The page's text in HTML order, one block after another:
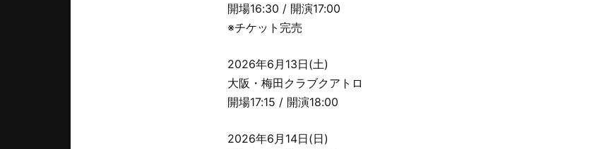
開場16:30 / 開演17:00
※チケット完売
2026年6月13日(土)
大阪・梅田クラブクアトロ
開場17:15 / 開演18:00
2026年6月14日(日)